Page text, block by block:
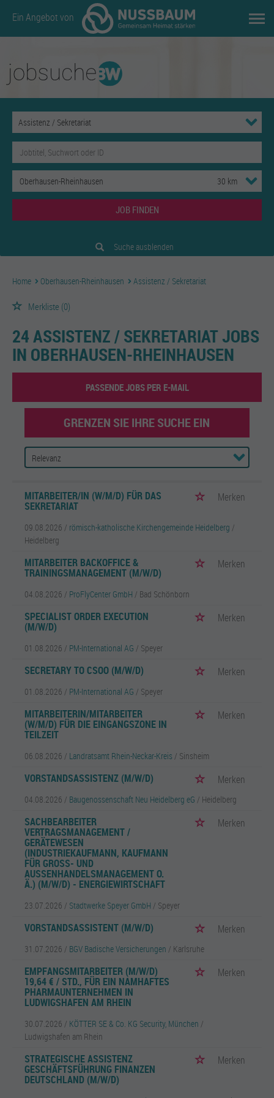
Ein Angebot von
JOB FINDEN
Suche ausblenden
Home Oberhausen-Rheinhausen Assistenz / Sekretariat
Merkliste (0)
24 ASSISTENZ / SEKRETARIAT JOBS
IN OBERHAUSEN-RHEINHAUSEN
PASSENDE JOBS PER E-MAIL
GRENZEN SIE IHRE SUCHE EIN
MITARBEITER/IN (W/M/D) FÜR DAS
SEKRETARIAT
Merken
09.08.2026 / römisch-katholische Kirchengemeinde Heidelberg /
Heidelberg
MITARBEITER BACKOFFICE &
TRAININGSMANAGEMENT (M/W/D)
Merken
04.08.2026 / ProFlyCenter GmbH / Bad Schönborn
SPECIALIST ORDER EXECUTION
(M/W/D)
Merken
01.08.2026 / PM-International AG / Speyer
SECRETARY TO CSOO (M/W/D) Merken
01.08.2026 / PM-International AG / Speyer
MITARBEITERIN/MITARBEITER
(W/M/D) FÜR DIE EINGANGSZONE IN
TEILZEIT
Merken
06.08.2026 / Landratsamt Rhein-Neckar-Kreis / Sinsheim
VORSTANDSASSISTENZ (M/W/D) Merken
04.08.2026 / Baugenossenschaft Neu Heidelberg eG / Heidelberg
SACHBEARBEITER
VERTRAGSMANAGEMENT /
GERÄTEWESEN
(INDUSTRIEKAUFMANN, KAUFMANN
FÜR GROSS- UND A
USSENHANDELSMANAGEMENT O. Ä.
) (M/W/D) - ENERGIEWIRTSCHAFT
Merken
23.07.2026 / Stadtwerke Speyer GmbH / Speyer
VORSTANDSASSISTENT (M/W/D) Merken
31.07.2026 / BGV Badische Versicherungen / Karlsruhe
EMPFANGSMITARBEITER (M/W/D)
19,64 € / STD., FÜR EIN NAMHAFTES
PHARMAUNTERNEHMEN IN
LUDWIGSHAFEN AM RHEIN
Merken
30.07.2026 / KÖTTER SE & Co. KG Security, München /
Ludwigshafen am Rhein
STRATEGISCHE ASSISTENZ
GESCHÄFTSFÜHRUNG FINANZEN
DEUTSCHLAND (M/W/D)
Merken